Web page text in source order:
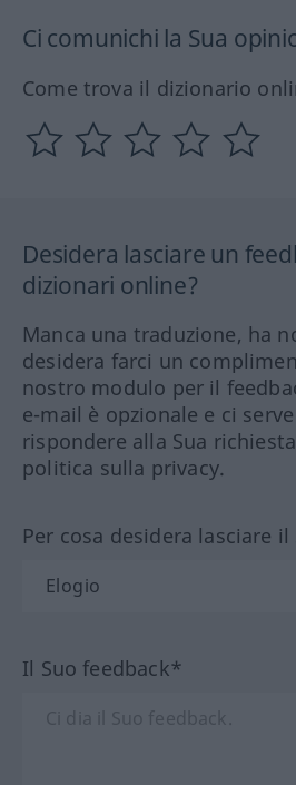
Ci comunichi la Sua
Come trova il dizionario
Desidera lasciare un
dizionari online?
Manca una traduzione, ha
desidera farci un
nostro modulo per il
e-mail è opzionale e ci
rispondere alla Sua
politica sulla privacy.
Per cosa desidera lasciare
Il Suo feedback*